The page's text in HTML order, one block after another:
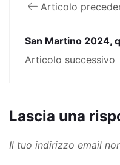
Articolo
San Martino 2024,
Articolo successivo
Lascia una
Il tuo indirizzo email